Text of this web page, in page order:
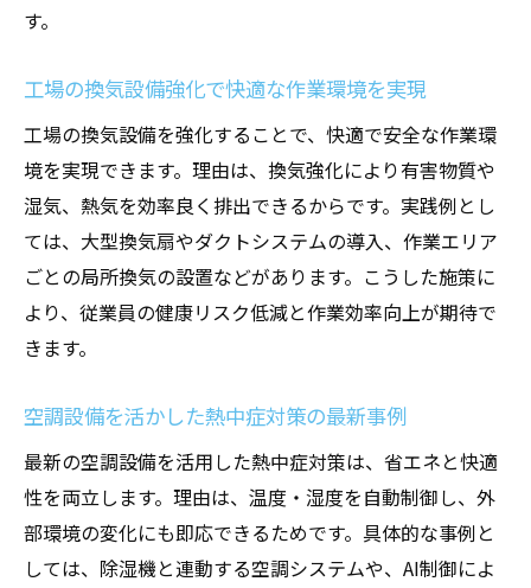
す。
工場の換気設備強化で快適な作業環境を実現
工場の換気設備を強化することで、快適で安全な作業環
境を実現できます。理由は、換気強化により有害物質や
湿気、熱気を効率良く排出できるからです。実践例とし
ては、大型換気扇やダクトシステムの導入、作業エリア
ごとの局所換気の設置などがあります。こうした施策に
より、従業員の健康リスク低減と作業効率向上が期待で
きます。
空調設備を活かした熱中症対策の最新事例
最新の空調設備を活用した熱中症対策は、省エネと快適
性を両立します。理由は、温度・湿度を自動制御し、外
部環境の変化にも即応できるためです。具体的な事例と
しては、除湿機と連動する空調システムや、AI制御によ